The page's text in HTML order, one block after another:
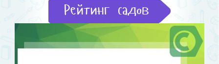
Рейтинг садов